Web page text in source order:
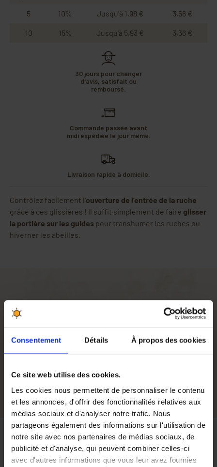
Consentement Détails À propos des cookies
Ce site web utilise des cookies.
Les cookies nous permettent de personnaliser le contenu
et les annonces, d'offrir des fonctionnalités relatives aux
médias sociaux et d'analyser notre trafic. Nous
partageons également des informations sur l'utilisation de
notre site avec nos partenaires de médias sociaux, de
publicité et d'analyse, qui peuvent combiner celles-ci
avec d'autres informations que vous leur avez fournies
5 10% Jusqu'à 1,98 € 3,56 €
10 15% Jusqu'à 5,93 € 3,36 €
30 jours pour changer
d'avis, satisfait ou
remboursé.
Commande passée avant
midi expédiée le jour même.
Livraison rapide à domicile.
Contrôlez facilement l'ouverture de l'entrée de la ruche
grâce à ces glissières ! Il suffit simplement de faire glisser
la portière sur les guides pour transhumer les ruches ou
hiverner les abeilles.
Les guides s'installent autour de la portière afin d'ouvrir
de glissièresest particulièrement pratique pour les
apiculteurs qui transhument les ruches, mais aussi pour
d'abeilles.
Avis